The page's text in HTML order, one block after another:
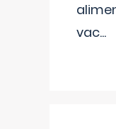
vac...